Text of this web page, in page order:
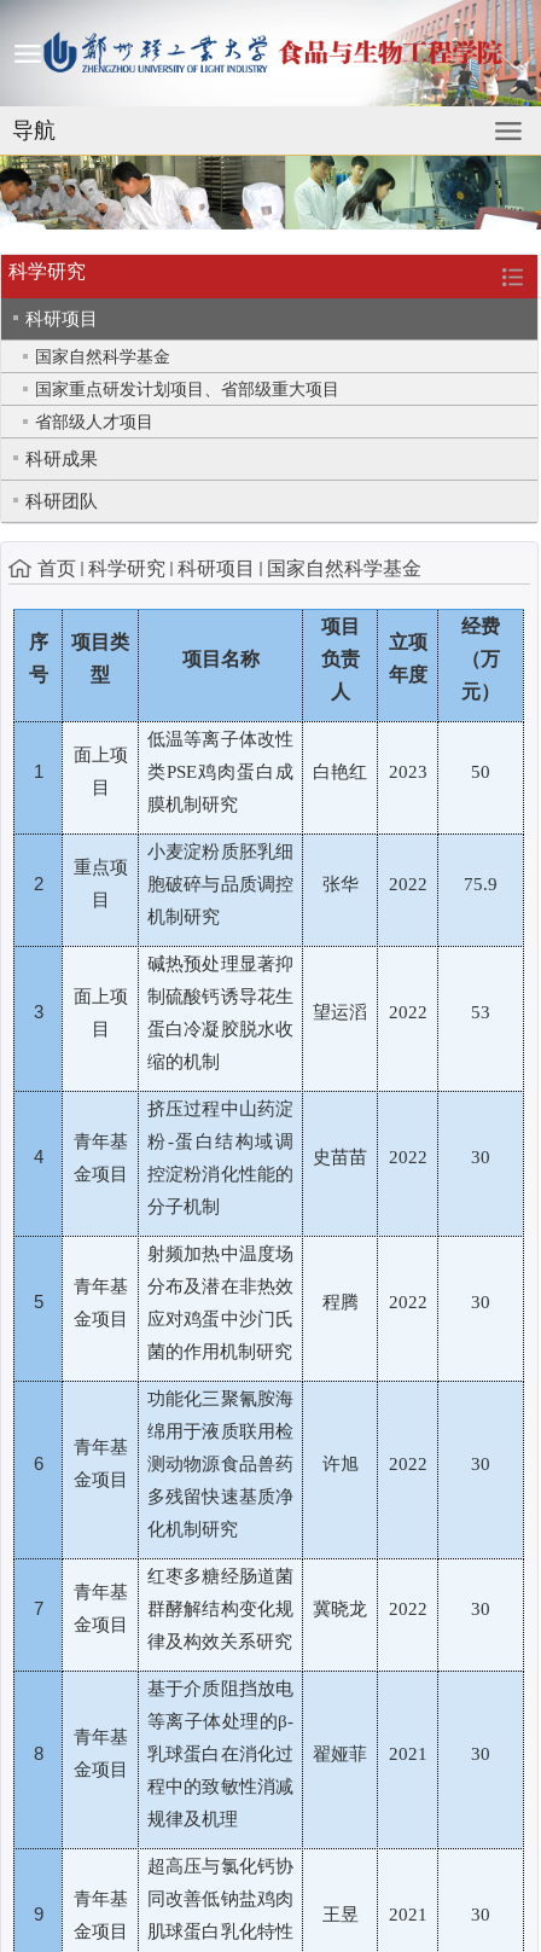
导航
科学研究
科研项目
国家自然科学基金
国家重点研发计划项目、省部级重大项目
省部级人才项目
科研成果
科研团队
首页 科学研究 科研项目 国家自然科学基金
序
号
项目类
型
项目名称
项目
负责
人
立项
年度
经费
（万
元）
1
面上项
目
低温等离子体改性
类PSE鸡肉蛋白成
膜机制研究
白艳红 2023 50
2
重点项
目
小麦淀粉质胚乳细
胞破碎与品质调控
机制研究
张华 2022 75.9
3
面上项
目
碱热预处理显著抑
制硫酸钙诱导花生
蛋白冷凝胶脱水收
缩的机制
望运滔 2022 53
4
青年基
金项目
挤压过程中山药淀
粉-蛋白结构域调
控淀粉消化性能的
分子机制
史苗苗 2022 30
5
青年基
金项目
射频加热中温度场
分布及潜在非热效
应对鸡蛋中沙门氏
菌的作用机制研究
程腾 2022 30
6
青年基
金项目
功能化三聚氰胺海
绵用于液质联用检
测动物源食品兽药
多残留快速基质净
化机制研究
许旭 2022 30
7
青年基
金项目
红枣多糖经肠道菌
群酵解结构变化规
律及构效关系研究
冀晓龙 2022 30
8
青年基
金项目
基于介质阻挡放电
等离子体处理的β-
乳球蛋白在消化过
程中的致敏性消减
规律及机理
翟娅菲 2021 30
9
青年基
金项目
超高压与氯化钙协
同改善低钠盐鸡肉
肌球蛋白乳化特性
王昱 2021 30